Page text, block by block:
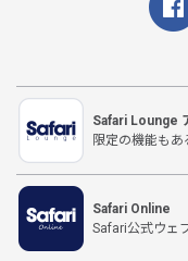
Safari Lounge
限定の機能も
Safari Online
Safari公式ウェ